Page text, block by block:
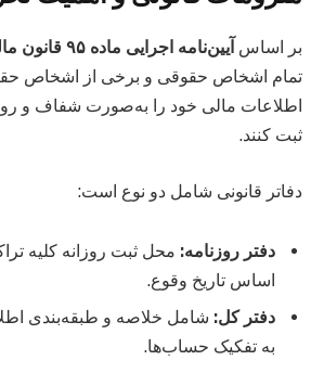
بر اساس آیین‌نامه اجرایی ماده ۹۵ قانون مالیات‌های مستقیم
تمام اشخاص حقوقی و برخی از اشخاص
اطلاعات مالی خود را به‌صورت شفاف و
ثبت کنند.
دفاتر قانونی شامل دو نوع است:
دفتر روزنامه: محل ثبت روزانه کلیه
اساس تاریخ وقوع.
دفتر کل: شامل خلاصه و طبقه‌بندی
به تفکیک حساب‌ها.